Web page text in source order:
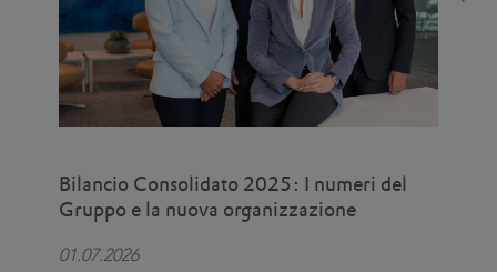
Bilancio Consolidato 2025: I numeri del
Gruppo e la nuova organizzazione
01.07.2026